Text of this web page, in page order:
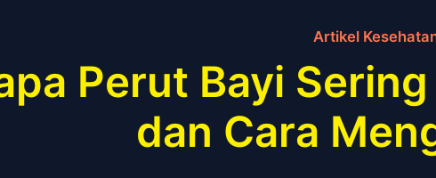
Artikel
Perut Bayi
dan Cara